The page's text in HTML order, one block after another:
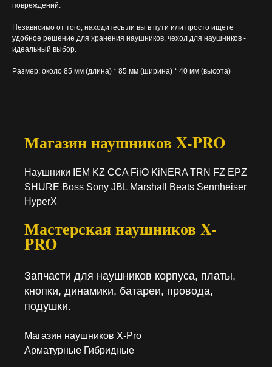
повреждений.
Независимо от того, находитесь ли вы в пути или просто ищете
удобное решение для хранения наушников, чехол для наушников -
идеальный выбор.
Размер: около 85 мм (длина) * 85 мм (ширина) * 40 мм (высота)
Магазин наушников X-PRO
Наушники IEM KZ CCA FiiO KiNERA TRN FZ EPZ
SHURE Boss Sony JBL Marshall Beats Sennheiser
HyperX
Мастерская наушников X-
PRO
Запчасти для наушников корпуса, платы,
кнопки, динамики, батареи, провода,
подушки.
Магазин наушников X-Pro
Арматурные Гибридные